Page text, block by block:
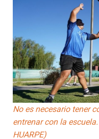
No es necesario tener
entrenar con la
HUARPE)